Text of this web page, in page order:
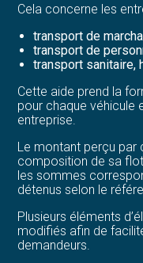
Cela concerne les
transport de
transport de
transport sanitaire,
Cette aide prend la
pour chaque véhicule
entreprise.
Le montant perçu par
composition de sa
les sommes
détenus selon le
Plusieurs éléments
modifiés afin de
demandeurs.